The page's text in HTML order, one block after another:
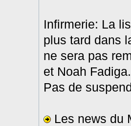
Infirmerie: La
plus tard dans
ne sera pas
et Noah Fadiga.
Pas de
Les news du